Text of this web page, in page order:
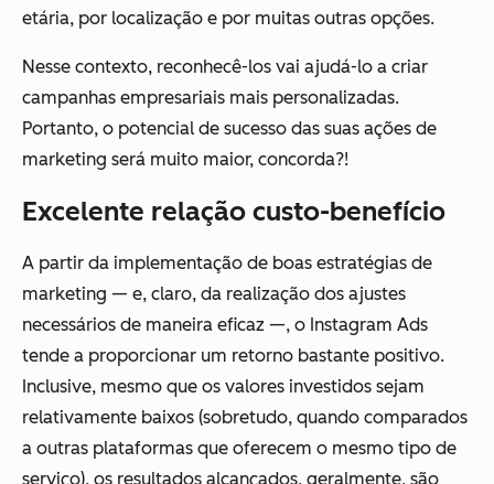
etária, por localização e por muitas outras opções.
Nesse contexto, reconhecê-los vai ajudá-lo a criar
campanhas empresariais mais personalizadas.
Portanto, o potencial de sucesso das suas ações de
marketing será muito maior, concorda?!
Excelente relação custo-benefício
A partir da implementação de boas estratégias de
marketing — e, claro, da realização dos ajustes
necessários de maneira eficaz —, o Instagram Ads
tende a proporcionar um retorno bastante positivo.
Inclusive, mesmo que os valores investidos sejam
relativamente baixos (sobretudo, quando comparados
a outras plataformas que oferecem o mesmo tipo de
serviço), os resultados alcançados, geralmente, são